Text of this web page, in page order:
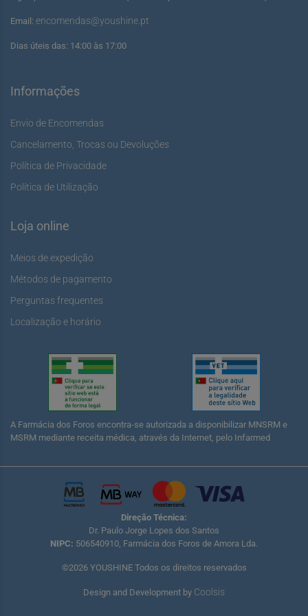
Email: encomendas@youshine.pt
Dias úteis das: 14:00 às 17:00
Informações
Envio de Encomendas
Cancelamento, Trocas ou Devoluções
Política de Privacidade
Política de Utilização
Loja online
Meios de expedição
Métodos de pagamento
Perguntas frequentes
Localização e horário
A Farmácia dos Foros encontra-se autorizada a disponibilizar MNSRM e
MSRM mediante receita médica, através da Internet, pelo Infarmed
Direção Técnica:
Dr. Paulo Jorge Lopes dos Santos
NIPC: 506540910, Farmácia dos Foros de Amora Lda.
©2026 YOUSHINE Todos os direitos reservados
Design and Development by Coolsis